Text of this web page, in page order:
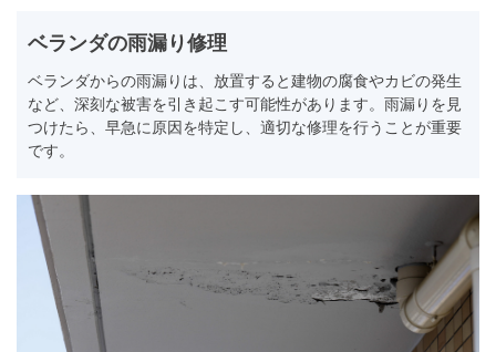
ベランダの雨漏り修理
ベランダからの雨漏りは、放置すると建物の腐食やカビの発生
など、深刻な被害を引き起こす可能性があります。雨漏りを見
つけたら、早急に原因を特定し、適切な修理を行うことが重要
です。